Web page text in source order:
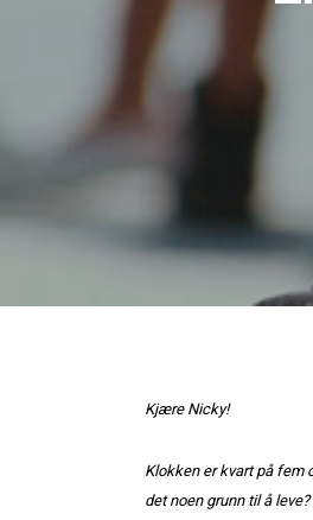
Kjære Nicky!
Klokken er kvart på fem
det noen grunn til å